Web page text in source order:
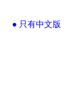
● 只有中文版